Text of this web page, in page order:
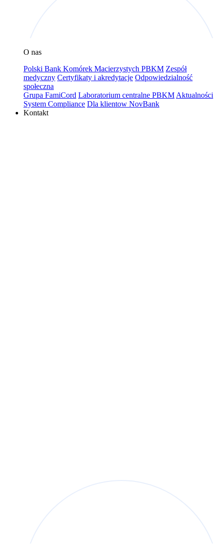
O nas
Polski Bank Komórek Macierzystych PBKM Zespół
medyczny Certyfikaty i akredytacje Odpowiedzialność
społeczna
Grupa FamiCord Laboratorium centralne PBKM Aktualności
System Compliance Dla klientow NovBank
Kontakt